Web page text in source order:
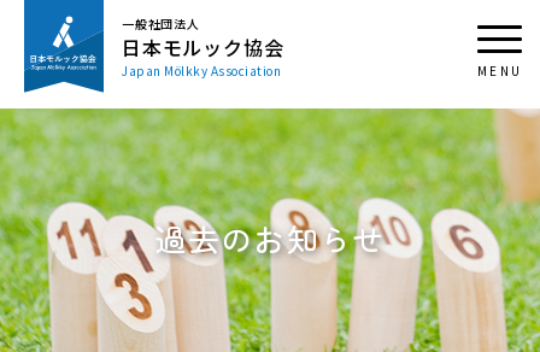
一般社団法人
日本モルック協会
Japan Mölkky Association
過去のお知らせ